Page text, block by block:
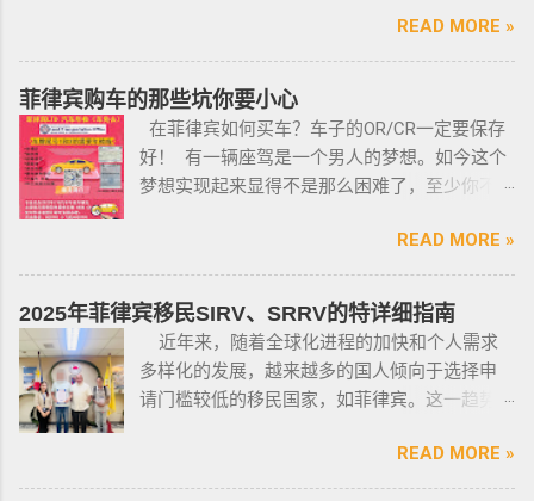
丶精神病学检查丶国家警察许可丶参加菲律宾
宾的相关法律，一些行业的从业人员如律师丶
菲律宾律师协会的成员丶注册会计师丶有资质
的媒体从业人员丶出纳丶银行柜员丶天主教神
父丶基督教牧师丶犹太教拉比丶伊斯兰教阿訇
小型枪械，原因是他们的职业“岌岌可危”。 只有
处于实际的威胁之下，或者由于职业丶专业或
商业性质而处于危险之中的人，才会被认定为
有资格申请。 由于经商需要，存在较高风险成
为犯罪分子目标的商人，也可以申请携带许可
证。 据悉，这些行业的人们必须通过药物和心
的两年以上徒刑的案子，才可以获得特殊枪支
工签，47a(2)签证，降签之后，也是带离境令
的，移民局要求必须离境。 多数情况下，被发
离境令，只要在规定时间内离开菲律宾，是不
会上移民局黑名单的。想了解更多最新信息欢
迎联系和咨询我们，微信：BGC998 电报
@BGC998 Whats app：+63 912-0912-222 电
话：0912-0912-222 优先使用TG免验证，咨询
请主动告知咨询项目，菲律宾MAKATI 实体公
什么是遣返令VDO（Voluntary Deportation
Order） 一般都是非法行为导致被遣返，情节比
较严重。例如19-20年，很多客户是非法用落地
签转旅游签。 一般遣返客户都会成为“菲律宾不
次再来需要洗黑。 哪些情况会被遣返？ 1. 落地
签转旅游签的旅客，如果没有提前在移民局处
READ MORE »
菲律宾购车的那些坑你要小心
在菲律宾如何买车？车子的OR/CR一定要保存
好！ 有一辆座驾是一个男人的梦想。如今这个
梦想实现起来显得不是那么困难了，至少你不
律宾就可以买一辆代步车，所以此贴仅供预算
有限的新人提供参考，大神勿喷。 废话不多
说，菲律宾买车的时候最好选择本地人开的车
行，年限4年内的最好，一般没啥通病，最好自
己去网上搜索，二手车网站也可以，原因我就
不详细说明了，中国人卖的车很多调表 很多有
暗伤才卖； 找到你心爱的车的时候千万不要着
急下单，一定要多渠道比价，多维度评估，最
READ MORE »
2025年菲律宾移民SIRV、SRRV的特详细指南
近年来，随着全球化进程的加快和个人需求
多样化的发展，越来越多的国人倾向于选择申
请门槛较低的移民国家，如菲律宾。这一趋势
申请菲律宾的移民签证呢？ 接下来，我们将
分析菲律宾移民签证之所以 备受欢迎的几大原
READ MORE »